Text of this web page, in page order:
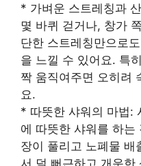
* 가벼운 스트레칭과
몇 바퀴 걷거나, 창가
단한 스트레칭만으로
을 느낄 수 있어요. 특
짝 움직여주면 오히려
요.
* 따뜻한 샤워의 마법:
에 따뜻한 샤워를 하는
장이 풀리고 노폐물 배
서 덜 뻐근하고 개운한